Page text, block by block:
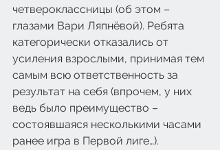
четвероклассницы (об этом –
глазами Вари Ляпнёвой). Ребята
категорически отказались от
усиления взрослыми, принимая тем
самым всю ответственность за
результат на себя (впрочем, у них
ведь было преимущество –
состоявшаяся несколькими часами
ранее игра в Первой лиге…).